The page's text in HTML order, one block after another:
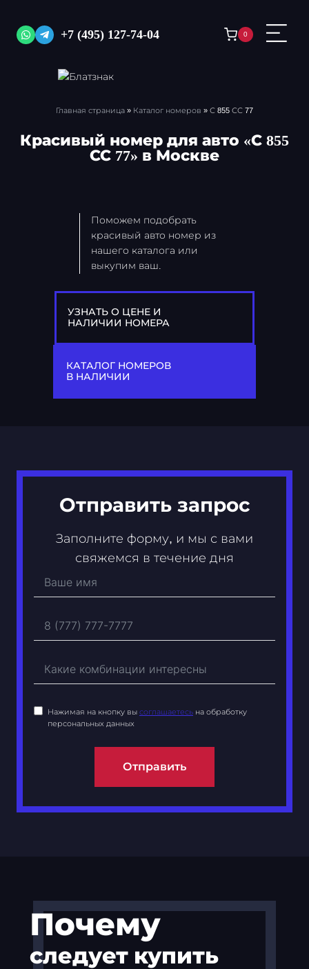
содержимому+7 (495) 127-74-04 0
Главная страница » Каталог номеров » С 855 СС 77
Красивый номер для авто «С 855
СС 77» в Москве
Поможем подобрать
красивый авто номер из
нашего каталога или
выкупим ваш.
С 855 СС
УЗНАТЬ О ЦЕНЕ И
НАЛИЧИИ НОМЕРА
КАТАЛОГ НОМЕРОВ
В НАЛИЧИИ
Отправить запрос
Заполните форму, и мы с вами
свяжемся в течение дня
Нажимая на кнопку вы соглашаетесь на обработку
персональных данных
Отправить
Почему
следует купить